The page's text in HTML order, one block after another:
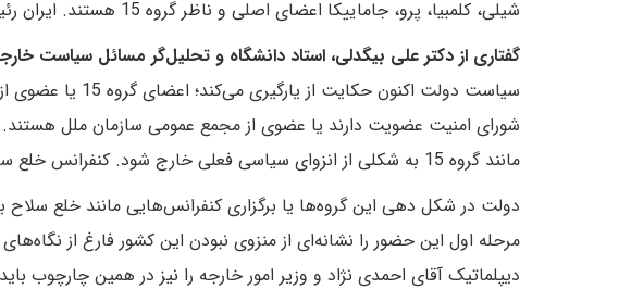
شیلی، کلمبیا، پرو، جاماییکا اعضای اصلی و ناظر گروه 15 هستند. ایران رئیس کنونی این گروه است.
گفتاری از دکتر علی بیگدلی، استاد دانشگاه و تحلیل‌گر مسائل سیاست
سیاست دولت اکنون
شورای امنیت عضویت دارند یا عضوی از مجمع عمومی سازمان ملل
مانند گروه 15 به شکلی از انزوای سیاسی فعلی خارج شود. کنفرانس خلع سلاح تهران نیز در همین راستا برگزار شد.
دولت در شکل دهی این گروه‌ها یا برگزاری کنفرانس‌هایی مانند خلع
مرحله اول این حضور را نشانه‌ای از منزوی نبودن این کشور فارغ از
دیپلماتیک آقای احمدی نژاد و وزیر امور خارجه را نیز در همین چارچوب